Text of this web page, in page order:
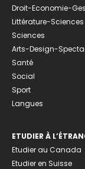
Droit-Economie-
Littérature-
Sciences
Arts-Design-
Santé
Social
Sport
Langues
ETUDIER À
Etudier au Canada
Etudier en Suisse